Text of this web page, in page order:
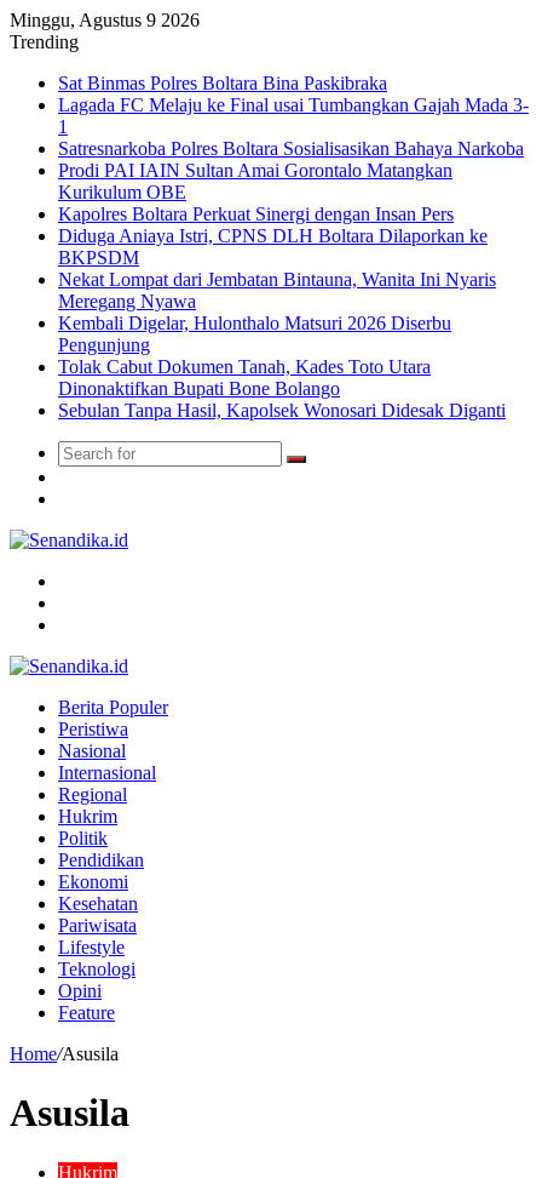
Minggu, Agustus 9 2026
Trending
Sat Binmas Polres Boltara Bina Paskibraka
Lagada FC Melaju ke Final usai Tumbangkan Gajah Mada 3-
1
Satresnarkoba Polres Boltara Sosialisasikan Bahaya Narkoba
Prodi PAI IAIN Sultan Amai Gorontalo Matangkan
Kurikulum OBE
Kapolres Boltara Perkuat Sinergi dengan Insan Pers
Diduga Aniaya Istri, CPNS DLH Boltara Dilaporkan ke
BKPSDM
Nekat Lompat dari Jembatan Bintauna, Wanita Ini Nyaris
Meregang Nyawa
Kembali Digelar, Hulonthalo Matsuri 2026 Diserbu
Pengunjung
Tolak Cabut Dokumen Tanah, Kades Toto Utara
Dinonaktifkan Bupati Bone Bolango
Sebulan Tanpa Hasil, Kapolsek Wonosari Didesak Diganti
Search
Berita Populer
Peristiwa
Nasional
Internasional
Regional
Hukrim
Politik
Pendidikan
Ekonomi
Kesehatan
Pariwisata
Lifestyle
Teknologi
Opini
Feature
Home/Asusila
Asusila
Hukrim